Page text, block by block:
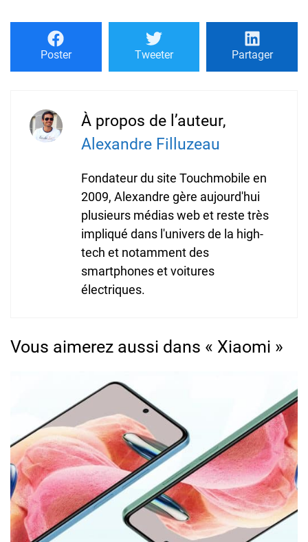
Poster Tweeter Partager
À propos de l’auteur,
Alexandre Filluzeau
Fondateur du site Touchmobile en
2009, Alexandre gère aujourd'hui
plusieurs médias web et reste très
impliqué dans l'univers de la high-
tech et notamment des
smartphones et voitures
électriques.
Vous aimerez aussi dans « Xiaomi »